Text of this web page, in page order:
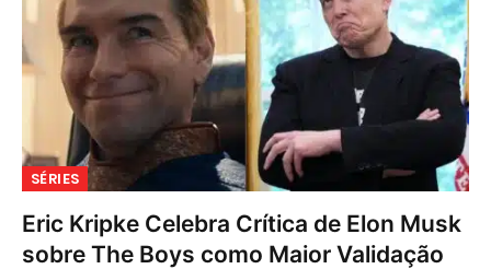
SÉRIES
Eric Kripke Celebra Crítica de Elon Musk
sobre The Boys como Maior Validação